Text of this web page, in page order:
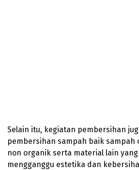
Selain itu, kegiatan pembersihan
pembersihan sampah baik sampah
non organik serta material lain
mengganggu estetika dan